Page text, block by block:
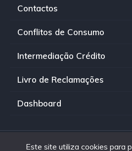
Contactos
Conflitos de Consumo
Intermediação Crédito
Livro de Reclamações
Dashboard
Este site utiliza cookies para